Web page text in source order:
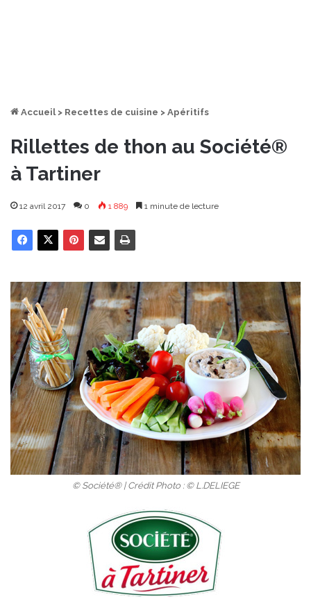
Accueil > Recettes de cuisine > Apéritifs
Rillettes de thon au Société®
à Tartiner
12 avril 2017 0 1 889 1 minute de lecture
© Société® | Crédit Photo : © L.DELIEGE